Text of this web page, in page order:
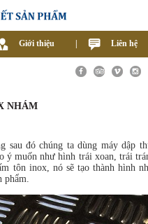
Giới thiệu Liên hệ
NHÁM
sau đó chúng ta dùng máy dập
ý muốn như hình trái xoan, trái
tôn inox, nó sẽ tạo thành hình
phẩm.